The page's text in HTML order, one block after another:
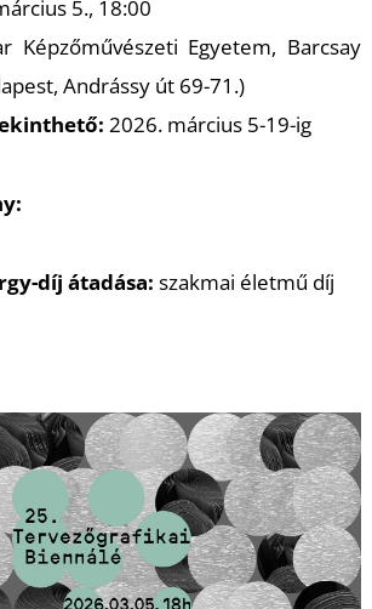
5., 18:00
Képzőművészeti Egyetem, Barcsay
Andrássy út 69-71.)
2026. március 5-19-ig
díj átadása: szakmai életmű díj